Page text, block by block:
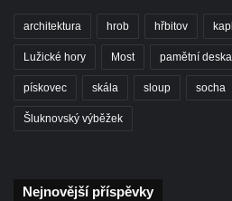
– Hořín u Lužce nad Vltavou
Strom svobody a památník 100 let
a 30. výročí listopadu 1989 v
Sochy „Klaun a dívenka“ v parku v
architektura hrob hřbitov
Lužické hory Most pamětní deska
pískovec skála sloup socha
Šluknovský výběžek
Nejnovější příspěvky